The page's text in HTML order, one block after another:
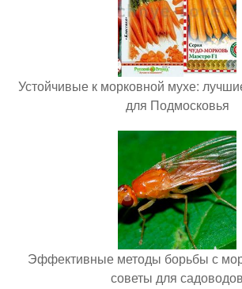
Устойчивые к морковной мухе:
для Подмосковья
Эффективные методы борьбы с
советы для садоводов